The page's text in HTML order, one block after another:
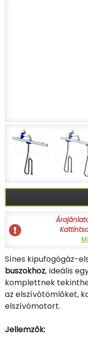
Sínes kipufogógáz-
buszokhoz, ideális
komplettnek
az elszívótömlőket,
elszívómotort.
Jellemzők: